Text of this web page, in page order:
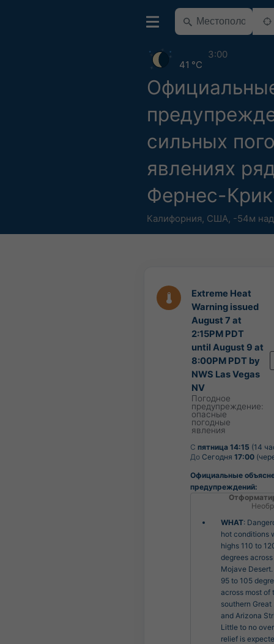
сильных
явлениях
Фернес-Крик
Калифорния, США, -54м
41 °C
3:00
Extreme Heat
Warning issued
August 7 at
2:15PM PDT
until August 9 at
8:00PM PDT by
NWS Las Vegas
NV
Погодное
предупреждение:
опасные
погодные
явления
С пятница 14:15 (14
До Сегодня 17:00
Официальные
предупреждений:
WHAT:
hot conditions
highs 110 to
degrees
Mojave
95 to 105
across most of
southern Great
and Arizona
Little to no
relief is